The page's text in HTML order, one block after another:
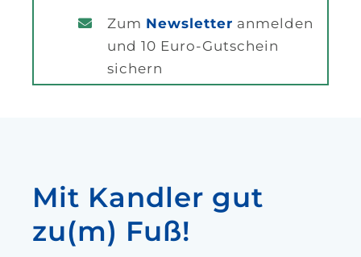
Zum Newsletter anmelden
und 10 Euro-Gutschein
sichern
Mit Kandler gut
zu(m) Fuß!